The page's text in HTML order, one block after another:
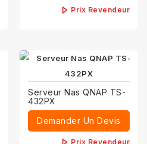
Prix Revendeur
Serveur Nas QNAP TS-
432PX
Demander Un Devis
Prix Revendeur